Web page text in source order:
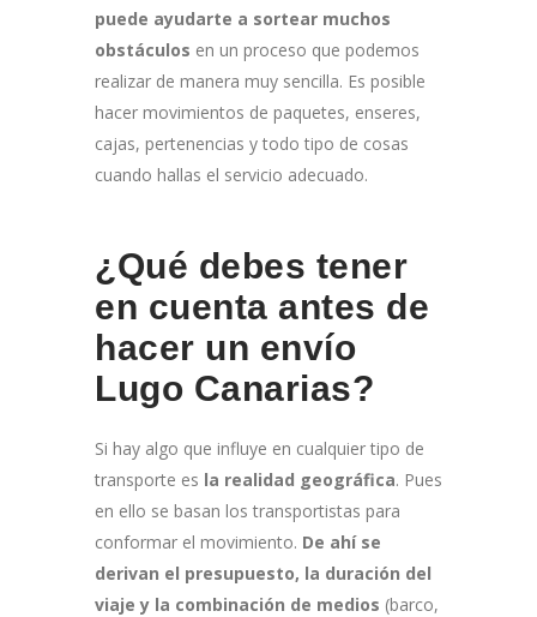
puede ayudarte a sortear muchos
obstáculos en un proceso que podemos
realizar de manera muy sencilla. Es posible
hacer movimientos de paquetes, enseres,
cajas, pertenencias y todo tipo de cosas
cuando hallas el servicio adecuado.
¿Qué debes tener
en cuenta antes de
hacer un envío
Lugo Canarias?
Si hay algo que influye en cualquier tipo de
transporte es la realidad geográfica. Pues
en ello se basan los transportistas para
conformar el movimiento. De ahí se
derivan el presupuesto, la duración del
viaje y la combinación de medios (barco,